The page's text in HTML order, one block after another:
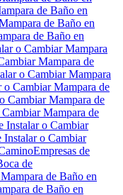
de Baño en
de Baño en
de Baño en
o Cambiar Mampara
Mampara de
o Cambiar Mampara
o Cambiar Mampara de
Cambiar Mampara de
Mampara de
Instalar o Cambiar
Instalar o Cambiar
Empresas de
de
de Baño en
de Baño en